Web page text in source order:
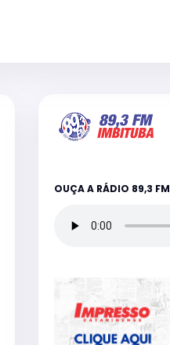
OUÇA A RÁDIO 89,3 FM